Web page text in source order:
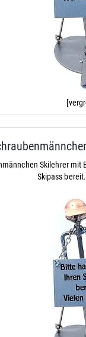
Skilehrer mit
Skipass